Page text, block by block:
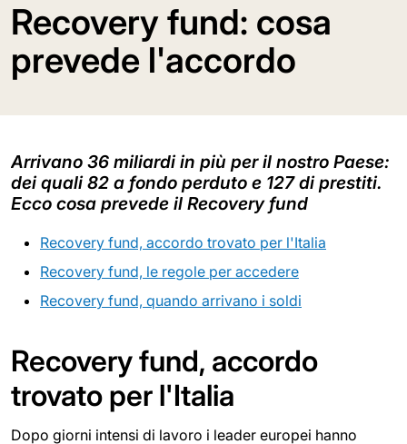
Recovery fund: cosa
prevede l'accordo
Arrivano 36 miliardi in più per il nostro Paese:
dei quali 82 a fondo perduto e 127 di prestiti.
Ecco cosa prevede il Recovery fund
Recovery fund, accordo trovato per l'Italia
Recovery fund, le regole per accedere
Recovery fund, quando arrivano i soldi
Recovery fund, accordo
trovato per l'Italia
Dopo giorni intensi di lavoro i leader europei hanno